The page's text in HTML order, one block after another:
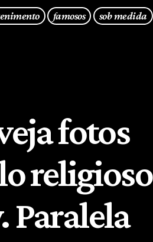
famosos sob medida
fotos
religioso
Paralela